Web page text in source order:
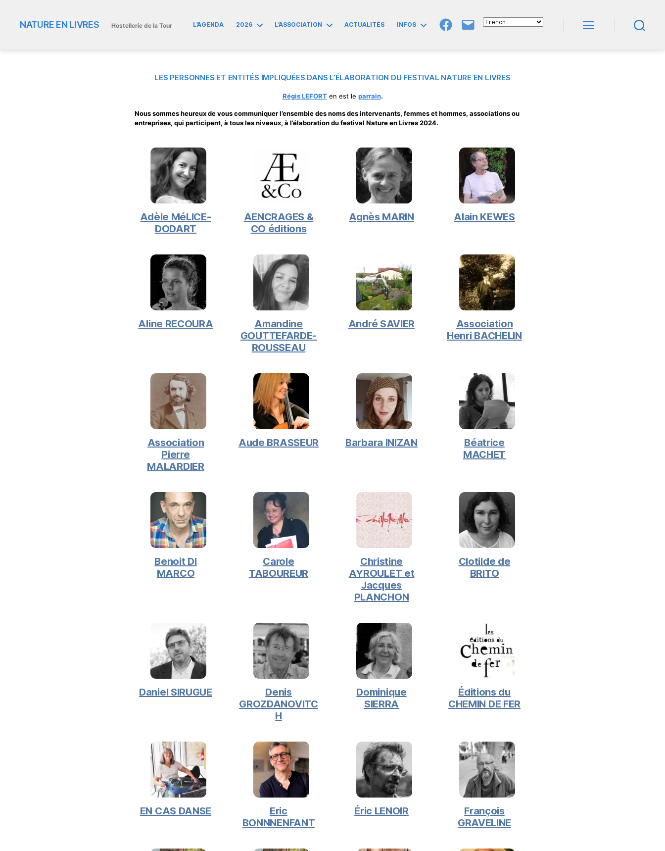
NATURE EN LIVRES Hostellerie de la Tour L’AGENDA 2026 L’ASSOCIATION ACTUALITÉS INFOS
GroupeE-
LES PERSONNES ET ENTITÉS IMPLIQUÉES DANS L’ÉLABORATION DU FESTIVAL NATURE EN LIVRES
Régis LEFORTen est le parrain.
Nous sommes heureux de vous communiquer l’ensemble des noms des intervenants, femmes et hommes, associations ou
entreprises, qui participent, à tous les niveaux, à l’élaboration du festival Nature en Livres 2024.
Adèle MéLICE-
DODART
AENCRAGES &
CO éditions
Agnès MARIN Alain KEWES
Aline RECOURA
Amandine
GOUTTEFARDE-
ROUSSEAU
André SAVIER
Association
Henri BACHELIN
Association
Pierre
MALARDIER
Aude BRASSEUR Barbara INIZAN
Béatrice
MACHET
Benoit DI
MARCO
Carole
TABOUREUR
Christine
AYROULET et
Jacques
PLANCHON
Clotilde de
BRITO
Daniel SIRUGUE
Denis
GROZDANOVITC
H
Dominique
SIERRA
Éditions du
CHEMIN DE FER
EN CAS DANSE
Eric
BONNNENFANT
Éric LENOIR
François
GRAVELINE